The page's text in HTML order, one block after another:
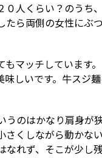
人くらい？のうち
ら両側の女性にぶ
マッチしています
しいです。牛スジ
のはかなり肩身が
くしながら動かな
なれず、そこが少し